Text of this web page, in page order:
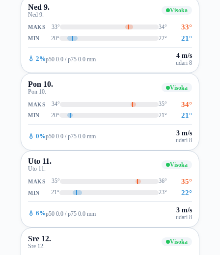
Ned 9.
Ned 9.
Visoka
MAKS 33° 34° 33°
MIN 20° 22° 21°
💧 2%p50 0.0 / p75 0.0 mm 4 m/s
udari 8
Pon 10.
Pon 10.
Visoka
MAKS 34° 35° 34°
MIN 20° 21° 21°
💧 0%p50 0.0 / p75 0.0 mm 3 m/s
udari 8
Uto 11.
Uto 11.
Visoka
MAKS 35° 36° 35°
MIN 21° 23° 22°
💧 6%p50 0.0 / p75 0.0 mm 3 m/s
udari 8
Sre 12.
Sre 12.
Visoka